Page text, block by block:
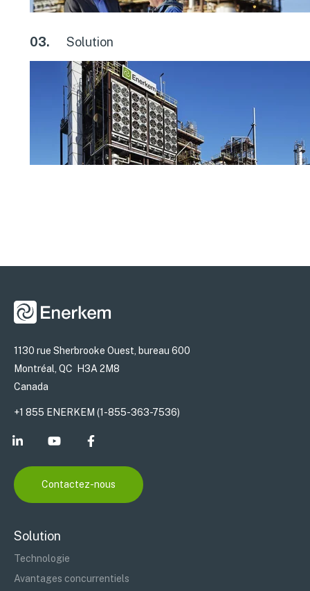
03. Solution
1130 rue Sherbrooke Ouest, bureau 600
Montréal, QC H3A 2M8
Canada
+1 855 ENERKEM (1-855-363-7536)
Contactez-nous
Solution
Technologie
Avantages concurrentiels